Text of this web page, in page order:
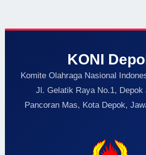
KONI
Komite Olahraga Nasional
Jl. Gelatik Raya No.1, Depok
Pancoran Mas, Kota Depok,